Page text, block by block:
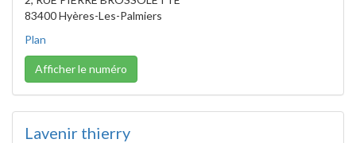
83400 Hyères-Les-Palmiers
Plan
Afficher le numéro
Lavenir thierry